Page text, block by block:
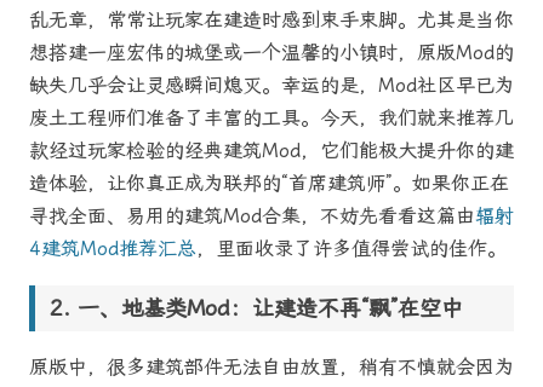
乱无章，常常让玩家在建造时感到束手束脚。尤其是当你
想搭建一座宏伟的城堡或一个温馨的小镇时，原版Mod的
缺失几乎会让灵感瞬间熄灭。幸运的是，Mod社区早已为
废土工程师们准备了丰富的工具。今天，我们就来推荐几
款经过玩家检验的经典建筑Mod，它们能极大提升你的建
造体验，让你真正成为联邦的“首席建筑师”。如果你正在
寻找全面、易用的建筑Mod合集，不妨先看看这篇由辐射
4建筑Mod推荐汇总，里面收录了许多值得尝试的佳作。
一、地基类Mod：让建造不再“飘”在空中
原版中，很多建筑部件无法自由放置，稍有不慎就会因为